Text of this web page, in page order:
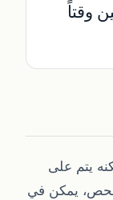
وقتاً
يتم على
يتم سحب 20 مل للفحص، يمكن في